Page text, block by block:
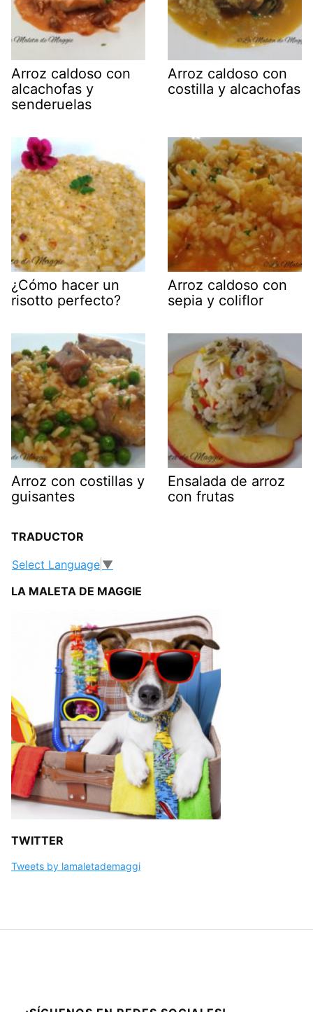
Arroz caldoso con
alcachofas y
senderuelas
Arroz caldoso con
costilla y alcachofas
¿Cómo hacer un
risotto perfecto?
Arroz caldoso con
sepia y coliflor
Arroz con costillas y
guisantes
Ensalada de arroz
con frutas
TRADUCTOR
Select Language ▼
LA MALETA DE MAGGIE
TWITTER
Tweets by lamaletademaggi